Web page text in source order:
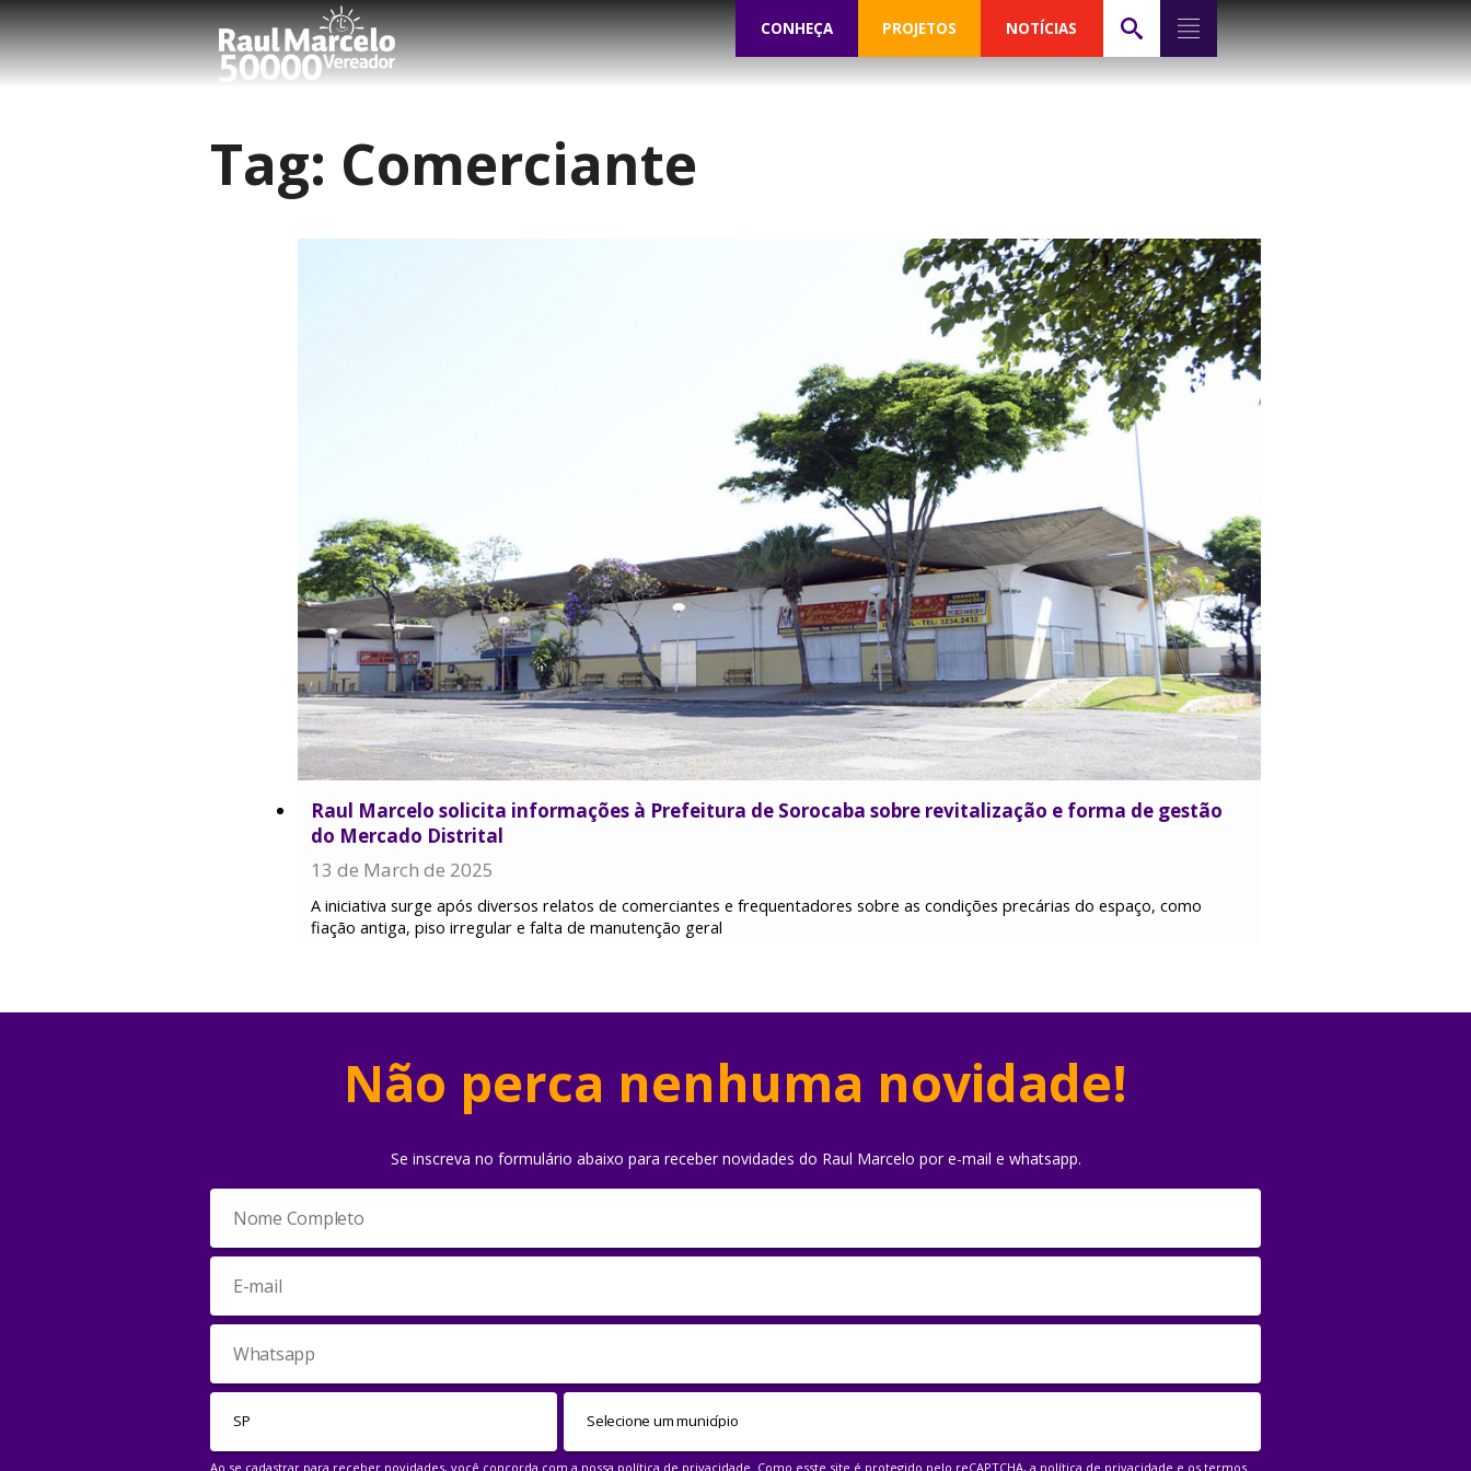
CONHEÇA PROJETOS NOTÍCIAS
Tag: Comerciante
Raul Marcelo solicita informações à Prefeitura de Sorocaba sobre revitalização e forma de gestão
do Mercado Distrital
13 de March de 2025
A iniciativa surge após diversos relatos de comerciantes e frequentadores sobre as condições precárias do espaço, como
fiação antiga, piso irregular e falta de manutenção geral
Não perca nenhuma novidade!
Se inscreva no formulário abaixo para receber novidades do Raul Marcelo por e-mail e whatsapp.
Ao se cadastrar para receber novidades, você concorda com a nossa política de privacidade . Como esste site é protegido pelo reCAPTCHA, a política de privacidade e os termos